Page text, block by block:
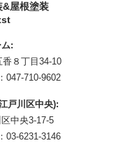
&屋根塗装
:
８丁目34-10
047-710-9602
戸川区中央):
中央3-17-5
03-6231-3146